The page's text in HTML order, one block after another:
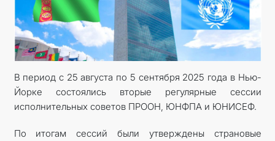
CONTACT US
MFA
В период с 25 августа по 5 сентября 2025 года в Нью-
Йорке состоялись вторые регулярные сессии
исполнительных советов ПРООН, ЮНФПА и ЮНИСЕФ.
По итогам сессий были утверждены страновые